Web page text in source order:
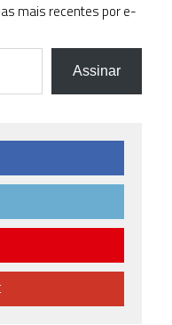
mais recentes por e-
Assinar